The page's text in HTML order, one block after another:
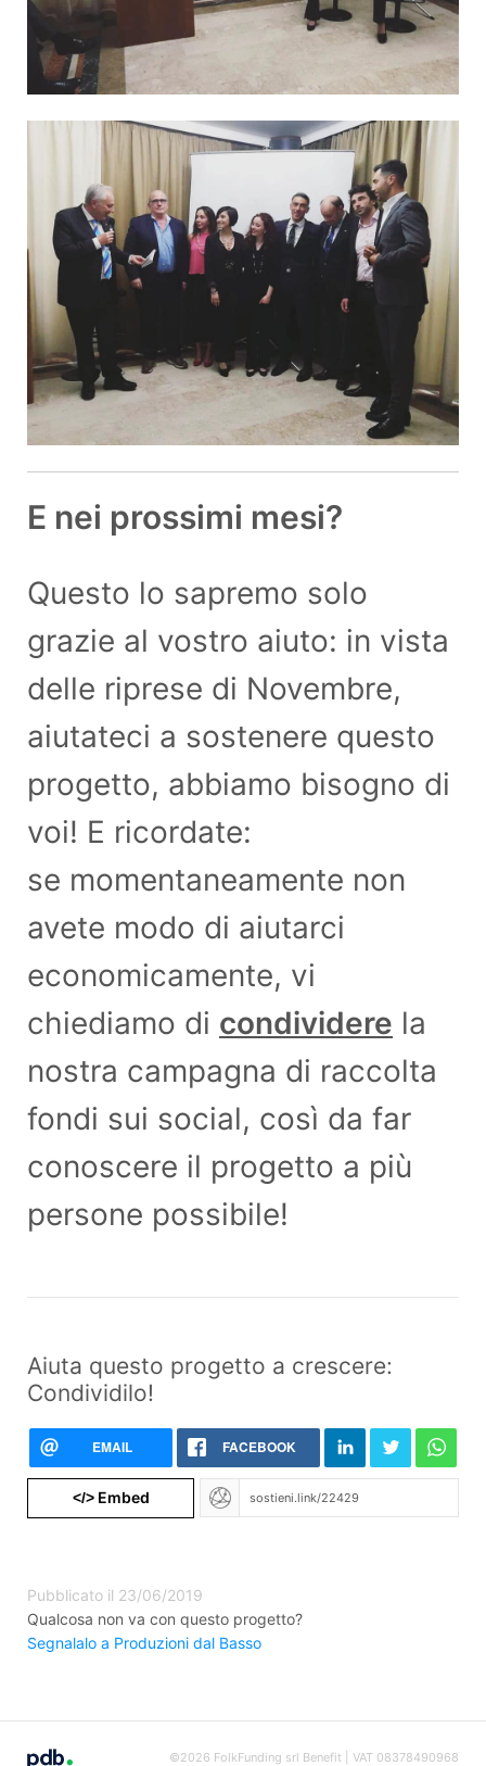
E nei prossimi mesi?
Questo lo sapremo solo
grazie al vostro aiuto: in vista
delle riprese di Novembre,
aiutateci a sostenere questo
progetto, abbiamo bisogno di
voi! E ricordate:
se momentaneamente non
avete modo di aiutarci
economicamente, vi
chiediamo di condividere la
nostra campagna di raccolta
fondi sui social, così da far
conoscere il progetto a più
persone possibile!
Aiuta questo progetto a crescere:
Condividilo!
EMAIL FACEBOOK
</>Embed
Pubblicato il 23/06/2019
Qualcosa non va con questo progetto?
Segnalalo a Produzioni dal Basso
©2026 FolkFunding srl Benefit | VAT 08378490968